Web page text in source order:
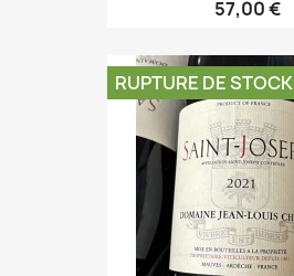
57,00 €
RUPTURE DE STOCK